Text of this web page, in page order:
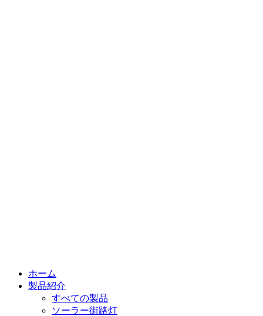
ホーム
製品紹介
すべての製品
ソーラー街路灯